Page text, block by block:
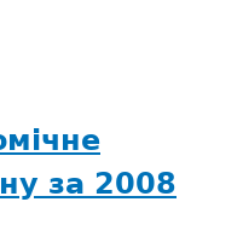
за 2008